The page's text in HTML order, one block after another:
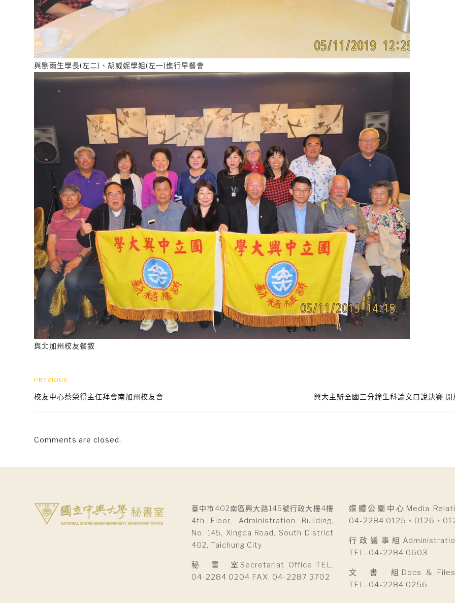
與劉雨生學長(左二)、胡威妮學姐(左一)進行早餐會
與北加州校友餐敘
PREVIOUS
校友中心蔡榮得主任拜會南加州校友會 興大主辦全國三分鐘生科論文口說決賽
Comments are closed.
臺中市402南區興大路145號行政大樓4樓
4th Floor, Administration Building,
No. 145, Xingda Road, South District
402, Taichung City
秘 書 室Secretariat Office TEL.
04-2284 0204 FAX. 04-2287 3702
媒體公關中心Media
04-2284 0125、0126、
行政議事組
TEL. 04-2284 0603
文 書 組Docs & Files
TEL. 04-2284 0256